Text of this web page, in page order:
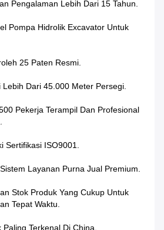
Pengalaman Lebih Dari 15 Tahun.
Pompa Hidrolik Excavator Untuk
25 Paten Resmi.
Dari 45.000 Meter Persegi.
Pekerja Terampil Dan Profesional
Sertifikasi ISO9001.
Layanan Purna Jual Premium.
Stok Produk Yang Cukup Untuk
Tepat Waktu.
Paling Terkenal Di China.